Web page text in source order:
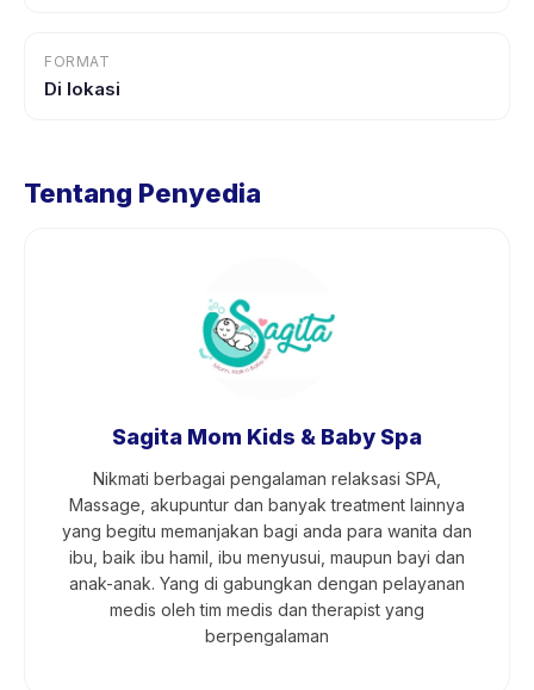
FORMAT
Di lokasi
Tentang Penyedia
Sagita Mom Kids & Baby Spa
Nikmati berbagai pengalaman relaksasi SPA,
Massage, akupuntur dan banyak treatment lainnya
yang begitu memanjakan bagi anda para wanita dan
ibu, baik ibu hamil, ibu menyusui, maupun bayi dan
anak-anak. Yang di gabungkan dengan pelayanan
medis oleh tim medis dan therapist yang
berpengalaman